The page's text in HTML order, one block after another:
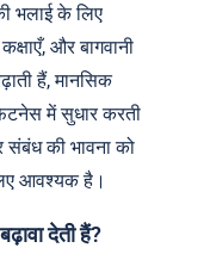
भलाई के लिए
और बागवानी
हैं, मानसिक
में सुधार करती
संबंध की भावना को
आवश्यक है।
देती हैं?